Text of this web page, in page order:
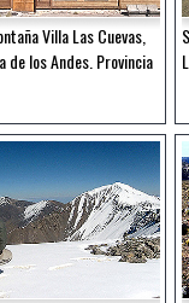
Villa Las Cuevas,
de los Andes. Provincia